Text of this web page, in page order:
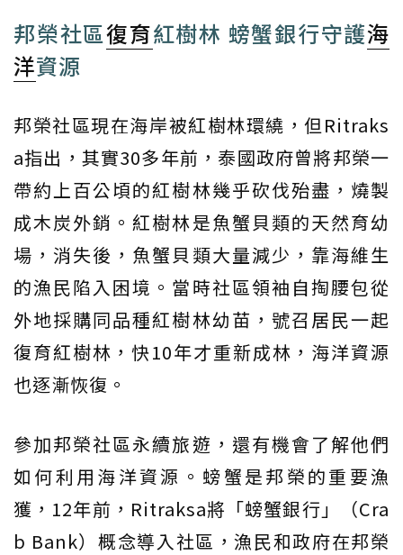
邦榮社區復育紅樹林 螃蟹銀行守護海
洋資源
邦榮社區現在海岸被紅樹林環繞，但Ritraks
a指出，其實30多年前，泰國政府曾將邦榮一
帶約上百公頃的紅樹林幾乎砍伐殆盡，燒製
成木炭外銷。紅樹林是魚蟹貝類的天然育幼
場，消失後，魚蟹貝類大量減少，靠海維生
的漁民陷入困境。當時社區領袖自掏腰包從
外地採購同品種紅樹林幼苗，號召居民一起
復育紅樹林，快10年才重新成林，海洋資源
也逐漸恢復。
參加邦榮社區永續旅遊，還有機會了解他們
如何利用海洋資源。螃蟹是邦榮的重要漁
獲，12年前，Ritraksa將「螃蟹銀行」（Cra
b Bank）概念導入社區，漁民和政府在邦榮